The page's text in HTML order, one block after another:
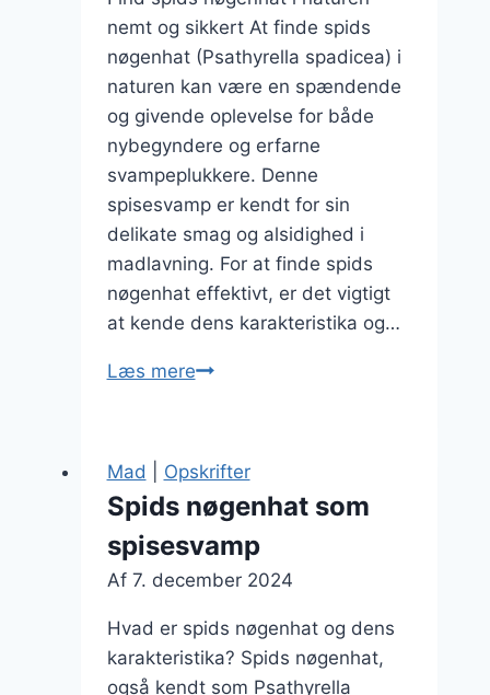
nemt og sikkert At finde spids
nøgenhat (Psathyrella spadicea) i
naturen kan være en spændende
og givende oplevelse for både
nybegyndere og erfarne
svampeplukkere. Denne
spisesvamp er kendt for sin
delikate smag og alsidighed i
madlavning. For at finde spids
nøgenhat effektivt, er det vigtigt
at kende dens karakteristika og…
Læs mereFind
naturen
nemt
Mad Opskrifter
Spids nøgenhat som
spisesvamp
Af 7. december 2024
Hvad er spids nøgenhat og dens
karakteristika? Spids nøgenhat,
også kendt som Psathyrella